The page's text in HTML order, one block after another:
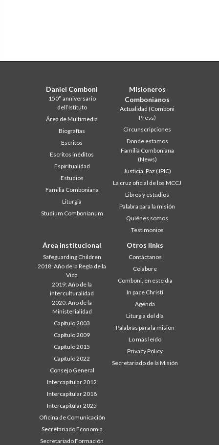
Daniel Comboni
150° anniversario
dell’Istituto
Área de Multimedia
Biografías
Escritos
Escritos inéditos
Espiritualidad
Estudios
Familia Comboniana
Liturgia
Studium Combonianum
Misioneros
Combonianos
Actualidad (Comboni
Press)
Circunscripciones
Donde estamos
Familia Comboniana
(News)
Justicia, Paz (JPIC)
La cruz oficial de los MCCJ
Libros y estudios
Palabra para la misión
Quiénes somos
Testimonios
Área institucional
Safeguarding Children
2018: Año de la Regla de la
Vida
2019: Año de la
interculturalidad
2020: Año de la
Ministerialidad
Capítulo 2003
Capítulo 2009
Capítulo 2015
Capítulo 2022
Consejo General
Intercapitular 2012
Intercapitular 2018
Intercapitular 2025
Oficina de Comunicación
Secretariado Economia
Secretariado Formación
Otros links
Contáctanos
Colabore
Comboni, en este día
In pace Christi
Agenda
Liturgia del día
Palabras para la misión
Lo más leído
Privacy Policy
Secretariado de la Misión